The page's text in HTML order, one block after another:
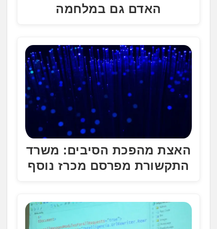
האדם גם במלחמה
האצת מהפכת הסיבים: משרד
התקשורת מפרסם מכרז נוסף